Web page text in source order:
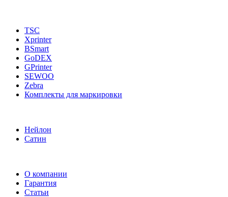
TSC
Xprinter
BSmart
GoDEX
GPrinter
SEWOO
Zebra
Комплекты для маркировки
Нейлон
Сатин
О компании
Гарантия
Статьи